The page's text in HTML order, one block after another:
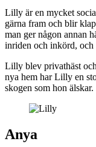
Lilly är en mycket
gärna fram och blir
man ger någon annan
inriden och inkörd, och
Lilly blev privathäst
nya hem har Lilly en
skogen som hon älskar.
Anya